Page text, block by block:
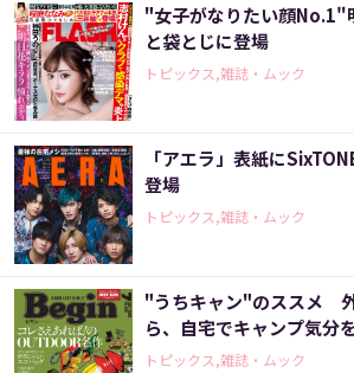
"女子がなりたい顔No.1"
と袋とじに登場
トピックス,雑誌・ムック
「アエラ」表紙に
登場
トピックス,雑誌・ムック
"うちキャン"のススメ
ら、自宅でキャンプ気分
トピックス,雑誌・ムック